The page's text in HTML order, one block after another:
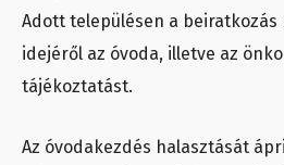
Adott településen a beiratkozás
idejéről az óvoda, illetve az
tájékoztatást.
Az óvodakezdés halasztását